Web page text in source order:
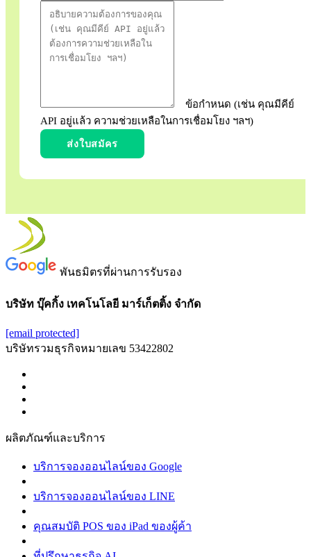
ข้อกำหนด (เช่น คุณมีคีย์
API อยู่แล้ว ความช่วยเหลือในการเชื่อมโยง ฯลฯ)
ส่งใบสมัคร
พันธมิตรที่ผ่านการรับรอง
บริษัท บุ๊คกิ้ง เทคโนโลยี มาร์เก็ตติ้ง จำกัด
[email protected]
บริษัทรวมธุรกิจหมายเลข 53422802
ผลิตภัณฑ์และบริการ
บริการจองออนไลน์ของ Google
บริการจองออนไลน์ของ LINE
คุณสมบัติ POS ของ iPad ของผู้ค้า